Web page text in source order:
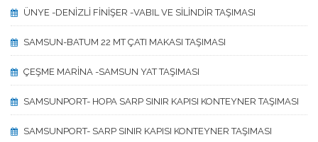
ÜNYE -DENİZLİ FİNİŞER -VABIL VE SİLİNDİR TAŞIMASI
SAMSUN-BATUM 22 MT ÇATI MAKASI TAŞIMASI
ÇEŞME MARİNA -SAMSUN YAT TAŞIMASI
SAMSUNPORT- HOPA SARP SINIR KAPISI KONTEYNER TAŞIMASI
SAMSUNPORT- SARP SINIR KAPISI KONTEYNER TAŞIMASI